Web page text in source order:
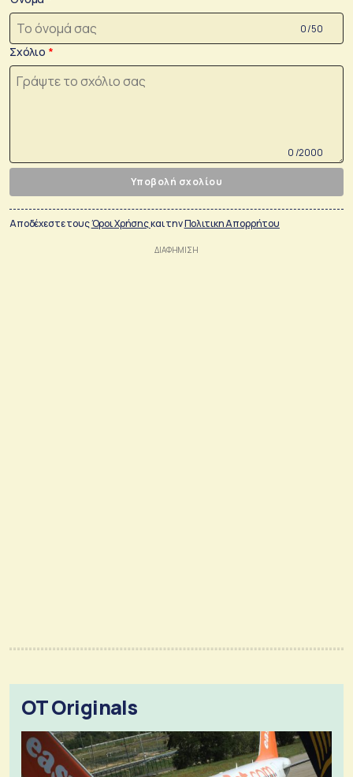
0 /50
Σχόλιο
0 /2000
Υποβολή σχολίου
Αποδέχεστε τουςΌροι Χρήσηςκαι τηνΠολιτικη Απορρήτου
OT Originals